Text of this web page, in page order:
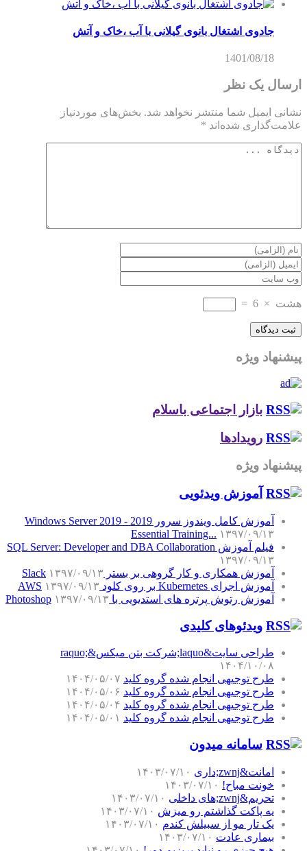
جادوی اشتغال بانوی گیلانی با آب ،خاک و آتش
1401/08/18
ارسال یک نظر
نشانی ایمیل شما منتشر نخواهد شد. بخش‌های موردنیاز
علامت‌گذاری شده‌اند *
هشت ×
6
=
پیشنهاد ویژه
بازار اجتماعی باسلام
رویدادها
پیشنهاد ویژه
آموزش‌ ویدئویی
آموزش کامل ویندوز سرور 2019 - Windows Server 2019
Essential Training... ۱۳۹۷/۰۹/۱۳
فیلم آموزش SQL Server: Developer and DBA Collaboration
۱۳۹۷/۰۹/۱۳
آموزش همکاری و کار گروهی بر بستر Slack ۱۳۹۷/۰۹/۱۳
آموزش اجرای Kubernetes بر روی کلود AWS
۱۳۹۷/۰۹/۱۳
آموزش رتوش پرتره های استدیویی با Photoshop ۱۳۹۷/۰۹/۱۳
ویدئوهای کلیدی
طراحی سایت&laquo;شرکت بتن میکس&raquo;
۱۴۰۴/۱۰/۰۸
طرح توجیهی انجام شده گروه کلید ۱۴۰۴/۰۵/۰۷
طرح توجیهی انجام شده گروه کلید ۱۴۰۴/۰۵/۰۶
طرح توجیهی انجام شده گروه کلید ۱۴۰۴/۰۵/۰۴
طرح توجیهی انجام شده گروه کلید ۱۴۰۴/۰۵/۰۱
سامانه میدون
امانت&zwnj;داری
۱۴۰۳/۰۷/۱۰
خونت مباح! ۱۴۰۳/۰۷/۱۰
تحریم&zwnj;های داخلی
۱۴۰۳/۰۷/۱۰
یه پاکت گذاشتم رو میزش ۱۴۰۳/۰۷/۱۰
یک تار مو از سبیلش کندم ۱۴۰۳/۰۷/۱۰
بیماری عادت ۱۴۰۳/۰۷/۱۰